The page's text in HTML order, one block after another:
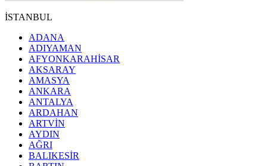
İSTANBUL
ADANA
ADIYAMAN
AFYONKARAHİSAR
AKSARAY
AMASYA
ANKARA
ANTALYA
ARDAHAN
ARTVİN
AYDIN
AĞRI
BALIKESİR